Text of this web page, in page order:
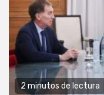
2 minutos de lectura